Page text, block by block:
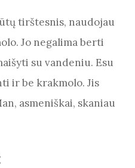
tirštesnis, naudojau
Jo negalima berti
su vandeniu. Esu
ir be krakmolo. Jis
asmeniškai, skaniau